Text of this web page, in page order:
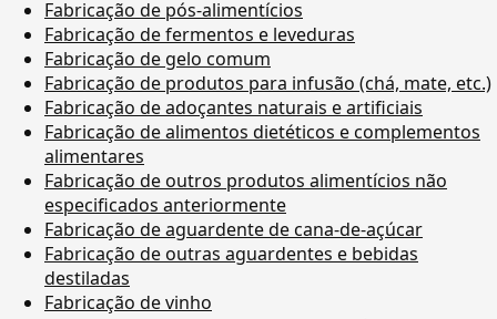
Fabricação de pós-alimentícios
Fabricação de fermentos e leveduras
Fabricação de gelo comum
Fabricação de produtos para infusão (chá, mate, etc.)
Fabricação de adoçantes naturais e artificiais
Fabricação de alimentos dietéticos e complementos
alimentares
Fabricação de outros produtos alimentícios não
especificados anteriormente
Fabricação de aguardente de cana-de-açúcar
Fabricação de outras aguardentes e bebidas
destiladas
Fabricação de vinho